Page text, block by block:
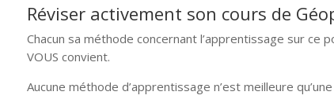
Réviser activement son cours de
Chacun sa méthode concernant l’apprentissage sur
VOUS convient.
Aucune méthode d’apprentissage n’est meilleure